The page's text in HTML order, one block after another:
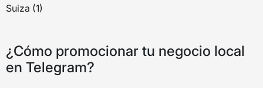
Suiza (1)
¿Cómo promocionar tu negocio local
en Telegram?